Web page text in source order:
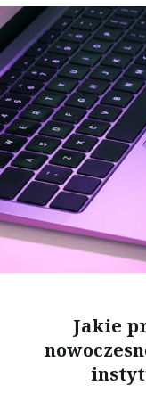
Jakie